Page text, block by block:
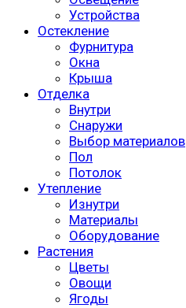
Устройства
Остекление
Фурнитура
Окна
Крыша
Отделка
Внутри
Снаружи
Выбор материалов
Пол
Потолок
Утепление
Изнутри
Материалы
Оборудование
Растения
Цветы
Овощи
Ягоды